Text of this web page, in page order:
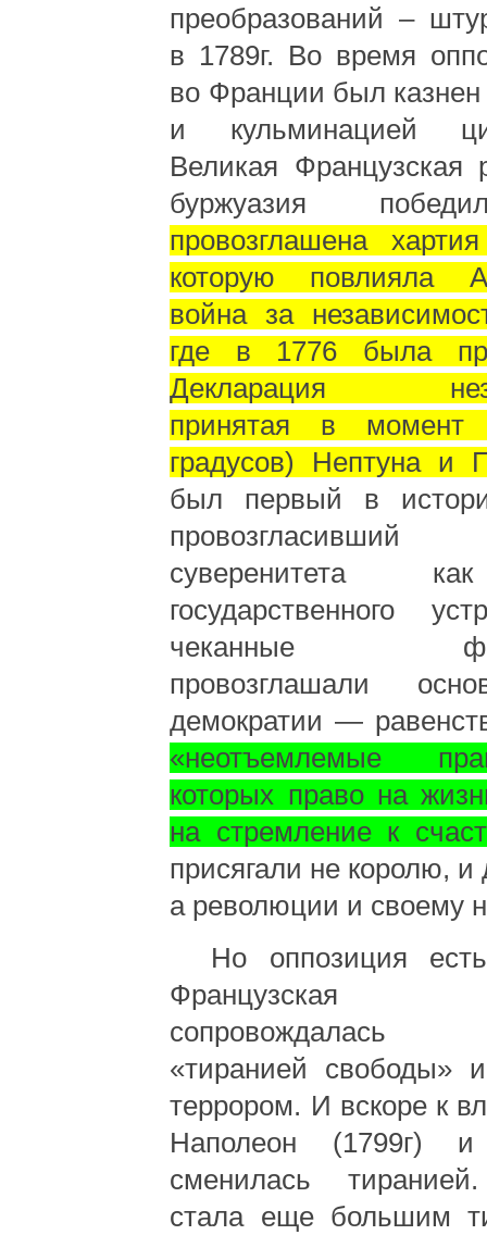
преобразований –
в 1789г. Во время
во Франции был
и кульминацией
Великая Французская
буржуазия
провозглашена
которую повлияла
война за
где в 1776 была
Декларация
принятая в момент
градусов) Нептуна и
был первый в
суверенитета
государственного
чеканные
провозглашали
демократии —
«неотъемлемые
которых право на
на стремление к
присягали не королю, и
а революции и своему
Но оппозиция
Французская
сопровождалась
«тиранией свободы»
террором. И вскоре к
Наполеон (1799г) и
сменилась
стала еще большим